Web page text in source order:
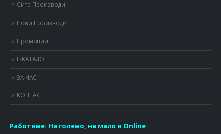
Сите Производи
Нови Производи
Промоции
Е-КАТАЛОГ
ЗА НАС
КОНТАКТ
Работиме: На големо, на мало и Online